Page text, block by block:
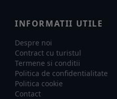
INFORMATII UTILE
Despre noi
Contract cu turistul
Termene si conditii
Politica de confidentialitate
Politica cookie
Contact